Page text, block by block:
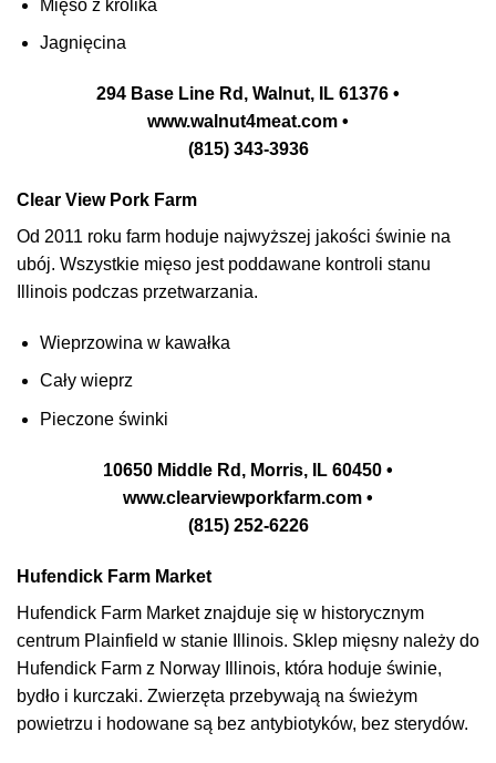
Mięso z królika
Jagnięcina
294 Base Line Rd, Walnut, IL 61376 •
www.walnut4meat.com •
(815) 343-3936
Clear View Pork Farm
Od 2011 roku farm hoduje najwyższej jakości świnie na
ubój. Wszystkie mięso jest poddawane kontroli stanu
Illinois podczas przetwarzania.
Wieprzowina w kawałka
Cały wieprz
Pieczone świnki
10650 Middle Rd, Morris, IL 60450 •
www.clearviewporkfarm.com •
(815) 252-6226
Hufendick Farm Market
Hufendick Farm Market znajduje się w historycznym
centrum Plainfield w stanie Illinois. Sklep mięsny należy do
Hufendick Farm z Norway Illinois, która hoduje świnie,
bydło i kurczaki. Zwierzęta przebywają na świeżym
powietrzu i hodowane są bez antybiotyków, bez sterydów.